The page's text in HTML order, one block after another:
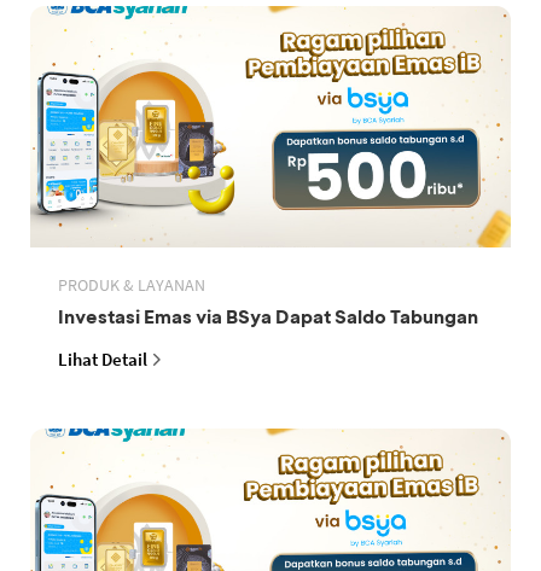
PRODUK & LAYANAN
Investasi Emas via BSya Dapat Saldo Tabungan
Lihat Detail